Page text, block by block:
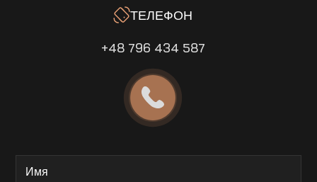
ТЕЛЕФОН
+48 796 434 587